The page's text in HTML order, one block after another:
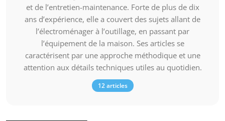
et de l’entretien-maintenance. Forte de plus de dix
ans d’expérience, elle a couvert des sujets allant de
l’électroménager à l’outillage, en passant par
l’équipement de la maison. Ses articles se
caractérisent par une approche méthodique et une
attention aux détails techniques utiles au quotidien.
12 articles